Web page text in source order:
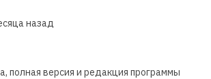
назад
полная версия и редакция программы